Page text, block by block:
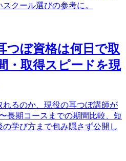
クール選びの参考に。
つぼ資格は何日で取
・取得スピードを現
るのか、現役の耳つぼ講師が
長期コースまでの期間比較、短
学び方まで包み隠さず公開し